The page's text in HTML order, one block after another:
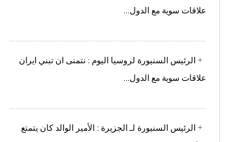
علاقات سوية مع الدول...
الرئيس السنيورة لروسيا اليوم : نتمنى ان تبني ايران
علاقات سوية مع الدول...
الرئيس السنيورة لـ الجزيرة : الأمير الوالد كان يتمتع